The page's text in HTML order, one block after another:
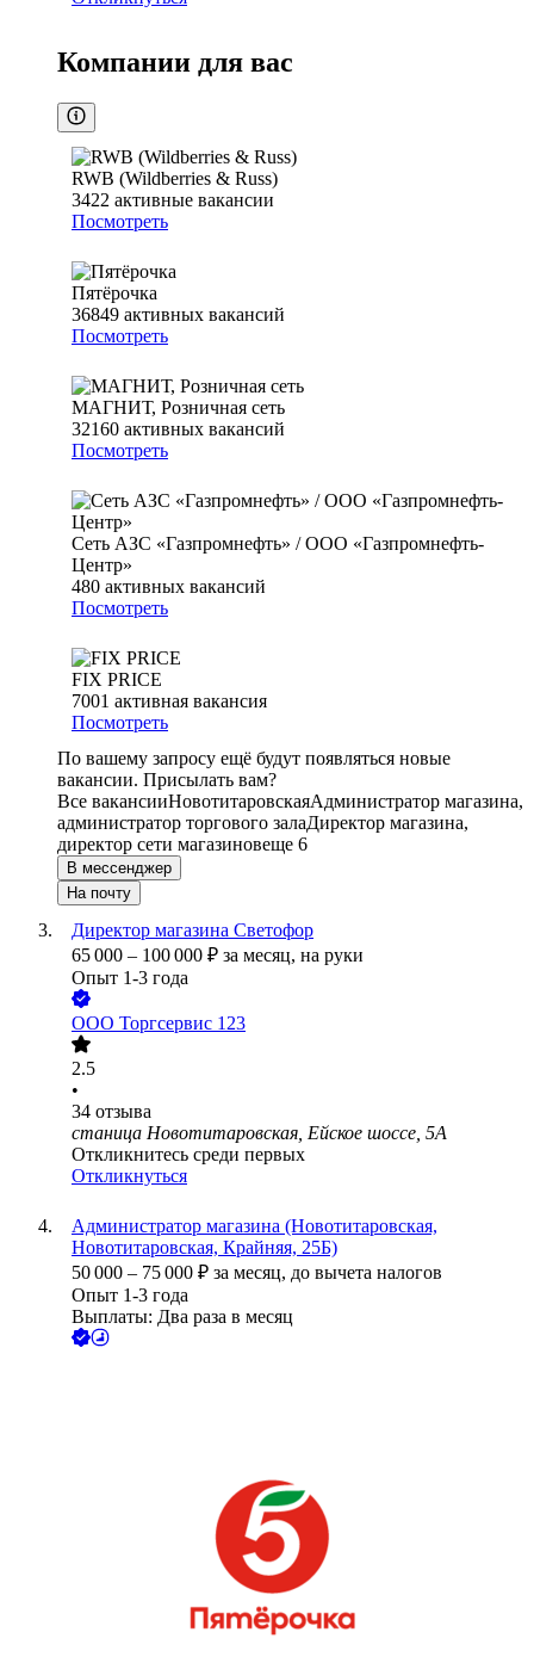
Компании для вас
RWB (Wildberries & Russ)
3422 активные вакансии
Посмотреть
Пятёрочка
36849 активных вакансий
Посмотреть
МАГНИТ, Розничная сеть
32160 активных вакансий
Посмотреть
Сеть АЗС «Газпромнефть» / ООО «Газпромнефть-
Центр»
480 активных вакансий
Посмотреть
FIX PRICE
7001 активная вакансия
Посмотреть
По вашему запросу ещё будут появляться новые
вакансии. Присылать вам?
Все вакансииНовотитаровскаяАдминистратор магазина,
администратор торгового залаДиректор магазина,
директор сети магазиновеще 6
В мессенджер
На почту
Директор магазина Светофор
65 000 – 100 000 ₽ за месяц, на руки
Опыт 1-3 года
ООО Торгсервис 123
2.5
•
34 отзыва
станица Новотитаровская, Ейское шоссе, 5А
Откликнитесь среди первых
Откликнуться
Администратор магазина (Новотитаровская,
Новотитаровская, Крайняя, 25Б)
50 000 – 75 000 ₽ за месяц, до вычета налогов
Опыт 1-3 года
Выплаты: Два раза в месяц